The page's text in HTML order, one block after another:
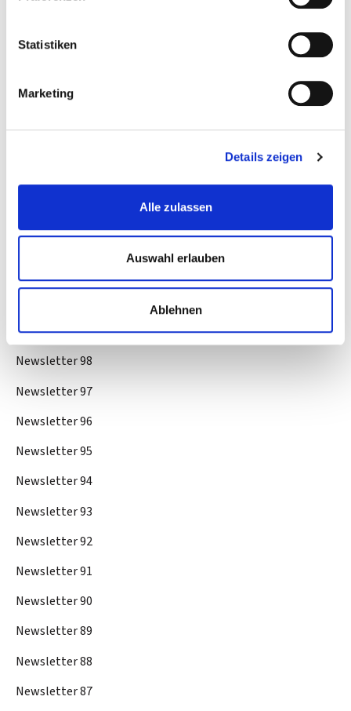
Statistiken
Marketing
Details zeigen
Alle zulassen
Auswahl erlauben
Ablehnen
Kuschen oder anzeigen – Schützt mich das Arbeitsrecht,
Ist eine Kündigung bei Krankheit unwirksam?
Arbeitsplatz?
Newsletter 104
Newsletter 102
Newsletter 99
Newsletter 98
Newsletter 97
Newsletter 96
Newsletter 95
Newsletter 94
Newsletter 93
Newsletter 92
Newsletter 91
Newsletter 90
Newsletter 89
Newsletter 88
Newsletter 87